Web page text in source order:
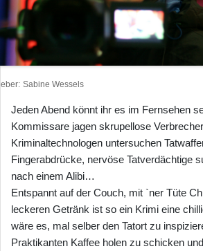
Sabine Wessels
Jeden Abend könnt ihr es im Fernsehen
Kommissare jagen skrupellose
Kriminaltechnologen untersuchen
Fingerabdrücke, nervöse Tatverdächtige
nach einem Alibi…
Entspannt auf der Couch, mit `ner Tüte
leckeren Getränk ist so ein Krimi eine
wäre es, mal selber den Tatort zu
Praktikanten Kaffee holen zu schicken